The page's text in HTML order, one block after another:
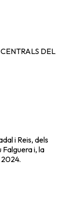
DEL
i Reis, dels
Falguera i, la